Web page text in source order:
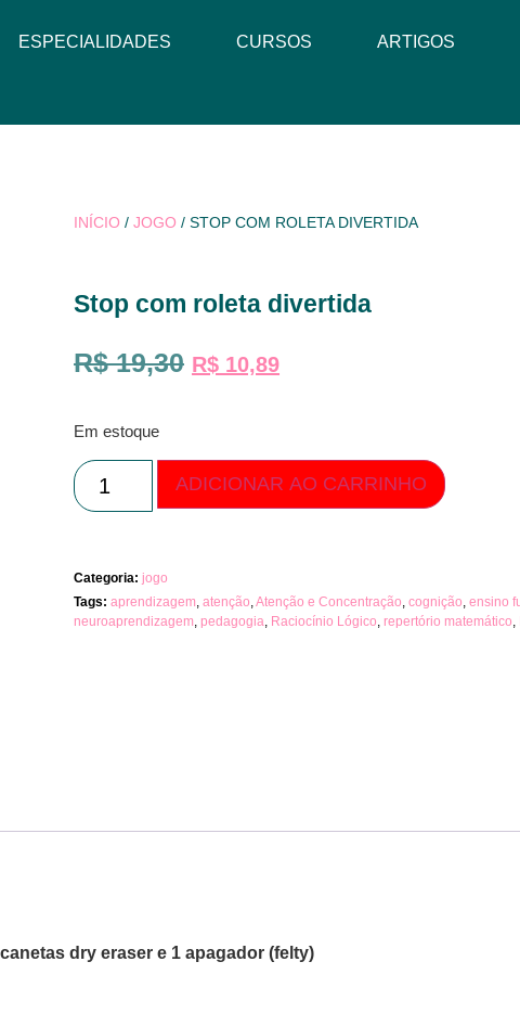
ESPECIALIDADES CURSOS ARTIGOS
INÍCIO /JOGO / STOP COM ROLETA DIVERTIDA
Stop com roleta divertida
R$19,30 R$ 10,89
Em estoque
ADICIONAR AO CARRINHO
Categoria:jogo
Tags:aprendizagem ,atenção ,Atenção e Concentração ,cognição ,ensino
neuroaprendizagem ,pedagogia Raciocínio Lógico ,repertório matemático
dry eraser e 1 apagador (felty)